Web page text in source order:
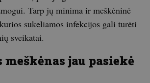
Tarp jų minima ir meškėninė
sukeliamos infekcijos gali turėti
sveikatai.
meškėnas jau pasiekė